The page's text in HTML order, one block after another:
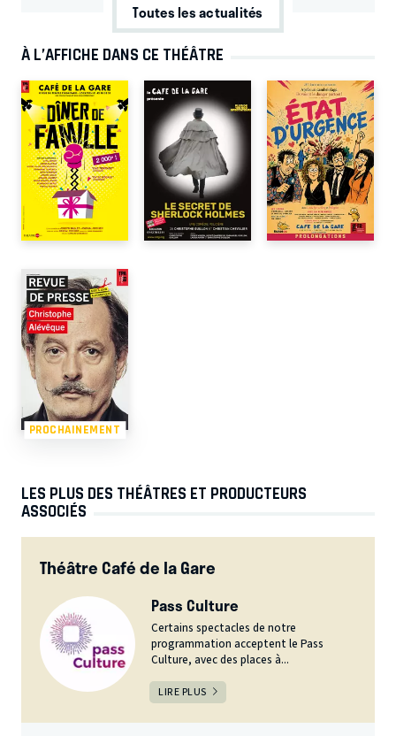
Toutes les actualités
À L’AFFICHE DANS CE THÉÂTRE
PROCHAINEMENT
LES PLUS DES THÉÂTRES ET PRODUCTEURS
ASSOCIÉS
Théâtre Café de la Gare
Pass Culture
Certains spectacles de notre
programmation acceptent le Pass
Culture, avec des places à...
LIRE PLUS